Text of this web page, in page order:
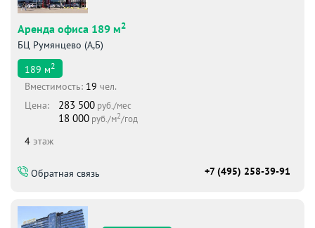
Аренда офиса 189 м2
БЦ Румянцево (А,Б)
189 м2
Вместимоcть: 19 чел.
Цена:
283 500 руб./мес
18 000 руб./м2/год
4 этаж
Обратная связь +7 (495) 258-39-91